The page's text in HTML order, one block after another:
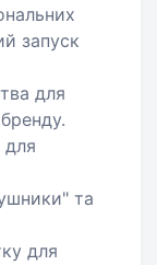
запуск
для
для
та
для